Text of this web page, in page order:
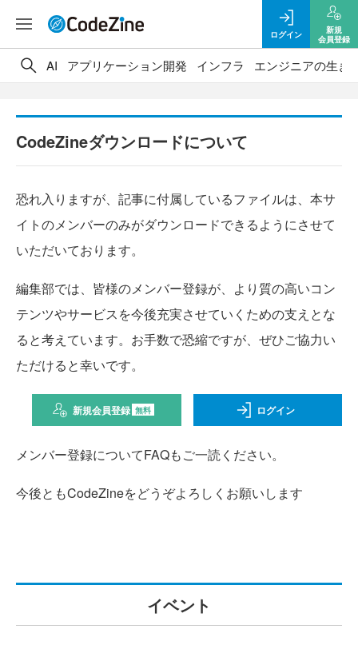
ログイン
新規
会員登録
AI アプリケーション開発 インフラ エンジニアの生き
CodeZineダウンロードについて
恐れ入りますが、記事に付属しているファイルは、本サ
イトのメンバーのみがダウンロードできるようにさせて
いただいております。
編集部では、皆様のメンバー登録が、より質の高いコン
テンツやサービスを今後充実させていくための支えとな
ると考えています。お手数で恐縮ですが、ぜひご協力い
ただけると幸いです。
新規会員登録 無料 ログイン
メンバー登録についてFAQもご一読ください。
今後ともCodeZineをどうぞよろしくお願いします
イベント